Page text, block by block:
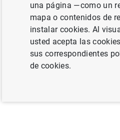
Nota de
una página —como un
mapa o contenidos de
instalar cookies. Al
usted acepta las
sus correspondientes
de cookies.